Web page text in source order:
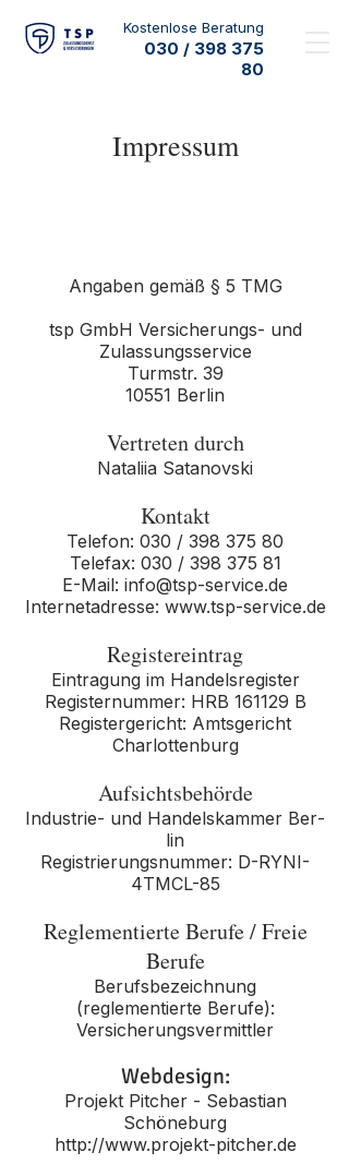
Kostenlose Beratung​
030 / 398 375
80
Impressum
Angaben gemäß § 5 TMG
tsp GmbH Versicherungs- und
Zulassungsservice
Turmstr. 39
10551 Berlin
Vertreten durch
Nataliia Satanovski
Kontakt
Telefon: 030 / 398 375 80
Telefax: 030 / 398 375 81
E-Mail: info@tsp-service.de
Internetadresse: www.tsp-service.de
Registereintrag
Eintragung im Handelsregister
Registernummer: HRB 161129 B
Registergericht: Amtsgericht
Charlottenburg
Aufsichtsbehörde
In­dus­trie- und Han­dels­kam­mer Ber­
lin
Registrierungsnummer: D-RYNI-
4TMCL-85
Reglementierte Berufe / Freie
Berufe
Berufsbezeichnung
(reglementierte Berufe):
Versicherungsvermittler
Webdesign:
Projekt Pitcher - Sebastian
Schöneburg
http://www.projekt-pitcher.de